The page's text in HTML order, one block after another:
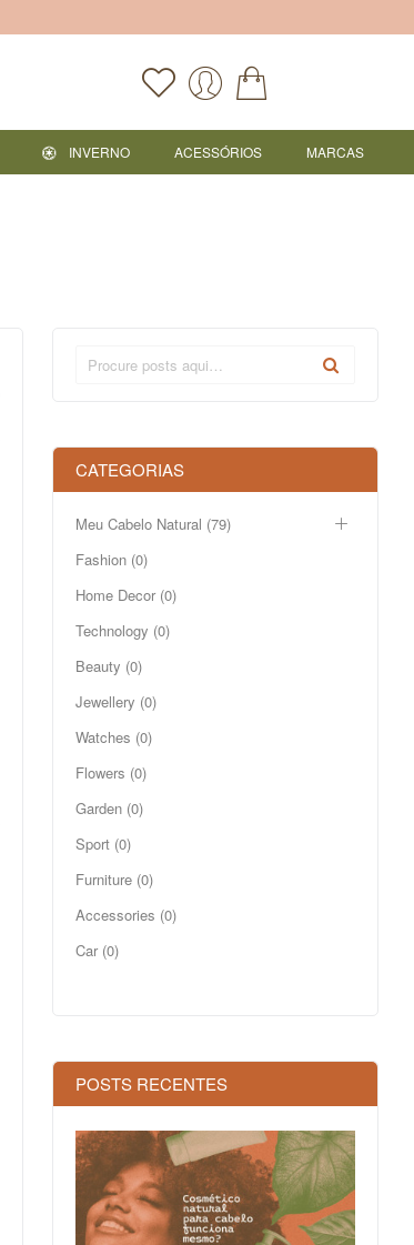
INVERNO ACESSÓRIOS MARCAS
CATEGORIAS
Meu Cabelo Natural (79)
Fashion (0)
Home Decor (0)
Technology (0)
Beauty (0)
Jewellery (0)
Watches (0)
Flowers (0)
Garden (0)
Sport (0)
Furniture (0)
Accessories (0)
Car (0)
POSTS RECENTES